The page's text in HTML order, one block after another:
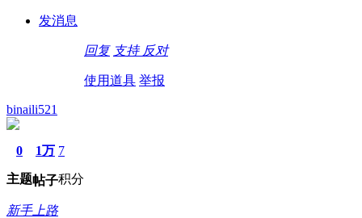
发消息
回复 支持 反对
使用道具 举报
binaili521
0
主题
1万
帖子
7
积分
新手上路